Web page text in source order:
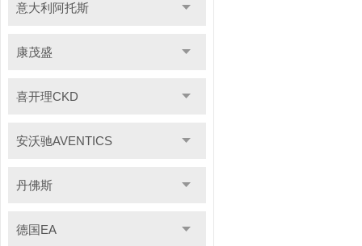
意大利阿托斯
康茂盛
喜开理CKD
安沃驰AVENTICS
丹佛斯
德国EA